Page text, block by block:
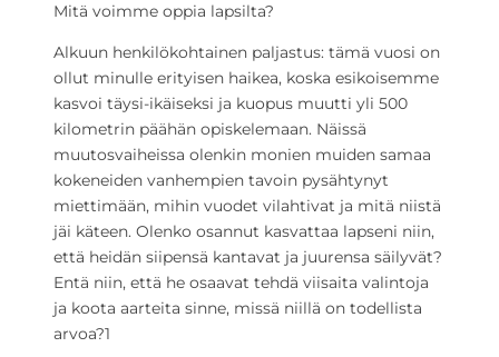
Mitä voimme oppia lapsilta?
Alkuun henkilökohtainen paljastus: tämä vuosi on
ollut minulle erityisen haikea, koska esikoisemme
kasvoi täysi-ikäiseksi ja kuopus muutti yli 500
kilometrin päähän opiskelemaan. Näissä
muutosvaiheissa olenkin monien muiden samaa
kokeneiden vanhempien tavoin pysähtynyt
miettimään, mihin vuodet vilahtivat ja mitä niistä
jäi käteen. Olenko osannut kasvattaa lapseni niin,
että heidän siipensä kantavat ja juurensa säilyvät?
Entä niin, että he osaavat tehdä viisaita valintoja
ja koota aarteita sinne, missä niillä on todellista
arvoa?1